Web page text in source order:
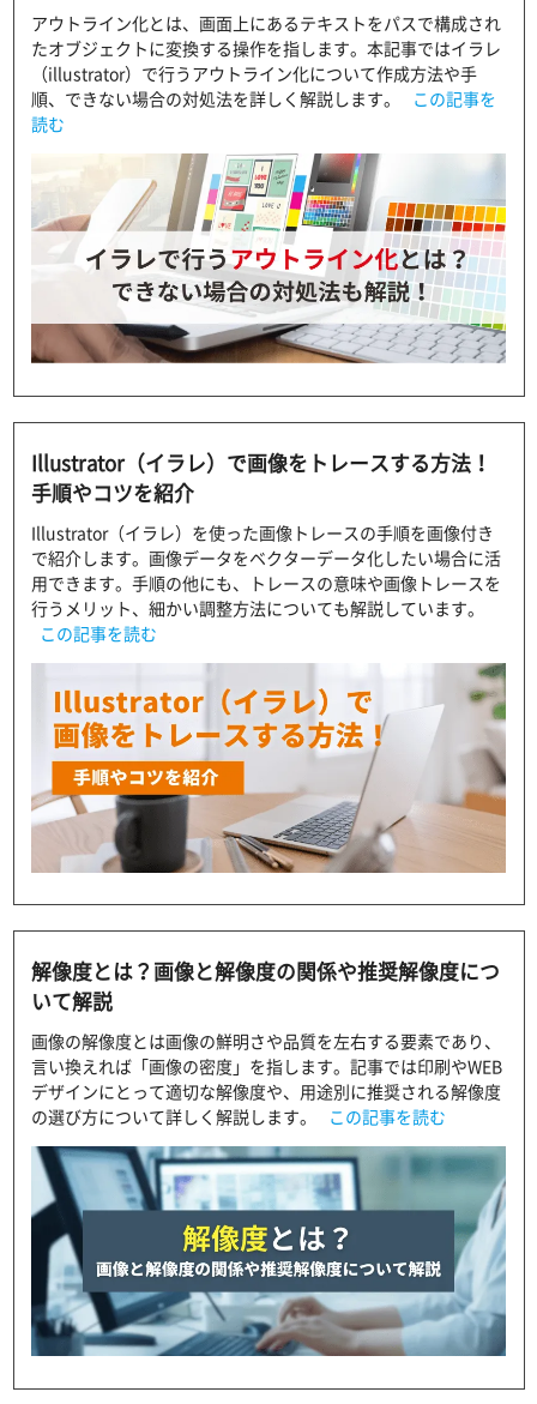
アウトライン化とは、画面上にあるテキストをパスで構成され
たオブジェクトに変換する操作を指します。本記事ではイラレ
（illustrator）で行うアウトライン化について作成方法や手
順、できない場合の対処法を詳しく解説します。
この記事を
読む
Illustrator（イラレ）で画像をトレースする方法！
手順やコツを紹介
Illustrator（イラレ）を使った画像トレースの手順を画像付き
で紹介します。画像データをベクターデータ化したい場合に活
用できます。手順の他にも、トレースの意味や画像トレースを
行うメリット、細かい調整方法についても解説しています。
この記事を読む
解像度とは？画像と解像度の関係や推奨解像度につ
いて解説
画像の解像度とは画像の鮮明さや品質を左右する要素であり、
言い換えれば「画像の密度」を指します。記事では印刷やWEB
デザインにとって適切な解像度や、用途別に推奨される解像度
の選び方について詳しく解説します。
この記事を読む